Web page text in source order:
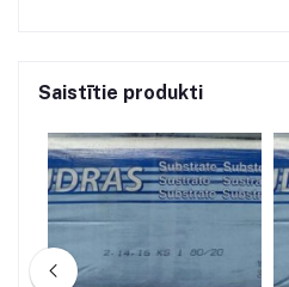
Saistītie produkti